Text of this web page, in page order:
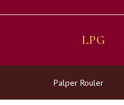
LPG
Palper Rouler